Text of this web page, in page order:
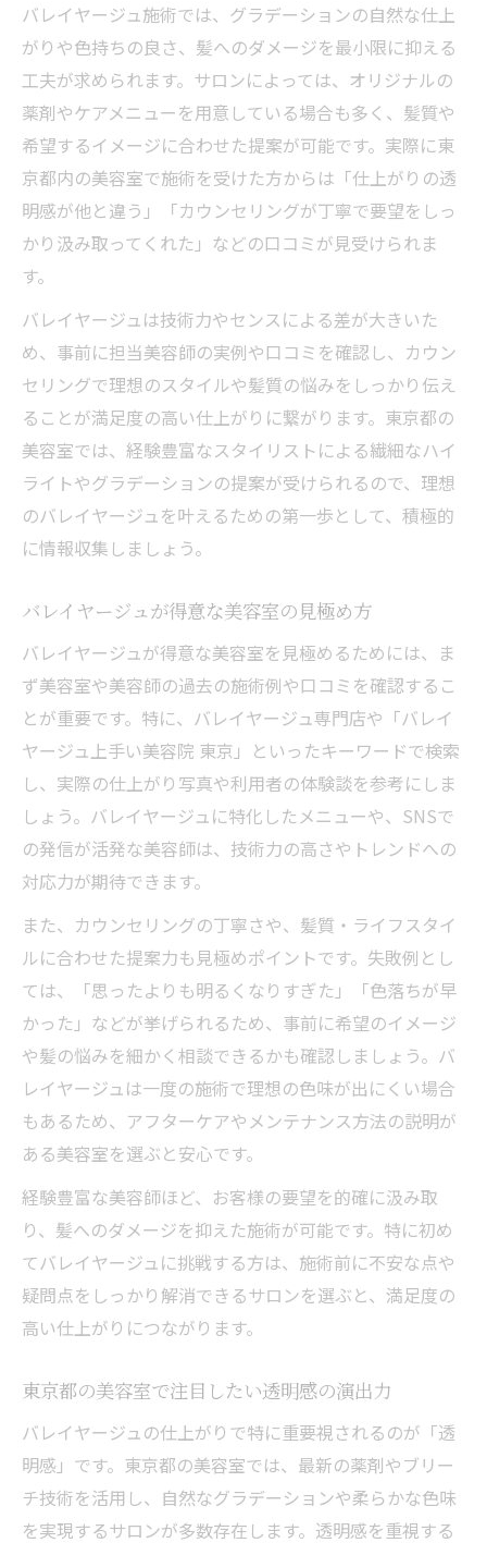
る
バレイヤージュ有名美容師が在籍する美容
室の特徴
美容室選びで失敗しないバレイヤージュ施
術のコツ
バレイヤージュの欠点と対策を美容室選びで知
バレイヤージュによる髪のダメージを美容
室で防ぐ
美容室で相談できるバレイヤージュの色落
ち対策
一色戻しにくいバレイヤージュの注意点を
美容室で
美容室で髪質別に合うバレイヤージュを提
透明感重視のバレイヤージュなら美容室選定が
鍵
美容室選びで叶う透明感バレイヤージュの
重要性
透明感を引き出す美容室のバレイヤージュ
技術
美容室で実感する上品なバレイヤージュの
透明感
東京都で透明感が得意な美容室の特徴を知
る
美容室のカウンセリングで透明感重視の要
望を伝える
美容室で比較するバレイヤージュの技術や相場
情報
美容室ごとのバレイヤージュ技術力を比較
する
東京都の美容室で知っておきたいバレイヤ
ージュ相場
美容室選びで失敗しない料金比較のポイン
ト
バレイヤージュ専門店と一般美容室の違い
を知る
美容室の口コミで判断するバレイヤージュ
自分に合う東京都の美容室でバレイヤージュを
楽しむ
美容室選びで自分に合うバレイヤージュを
バレイヤージュ施術では、グラデーションの自然な仕上
がりや色持ちの良さ、髪へのダメージを最小限に抑える
工夫が求められます。サロンによっては、オリジナルの
薬剤やケアメニューを用意している場合も多く、髪質や
希望するイメージに合わせた提案が可能です。実際に東
京都内の美容室で施術を受けた方からは「仕上がりの透
明感が他と違う」「カウンセリングが丁寧で要望をしっ
かり汲み取ってくれた」などの口コミが見受けられま
す。
バレイヤージュは技術力やセンスによる差が大きいた
め、事前に担当美容師の実例や口コミを確認し、カウン
セリングで理想のスタイルや髪質の悩みをしっかり伝え
ることが満足度の高い仕上がりに繋がります。東京都の
美容室では、経験豊富なスタイリストによる繊細なハイ
ライトやグラデーションの提案が受けられるので、理想
のバレイヤージュを叶えるための第一歩として、積極的
に情報収集しましょう。
バレイヤージュが得意な美容室の見極め方
バレイヤージュが得意な美容室を見極めるためには、ま
ず美容室や美容師の過去の施術例や口コミを確認するこ
とが重要です。特に、バレイヤージュ専門店や「バレイ
ヤージュ上手い美容院 東京」といったキーワードで検索
し、実際の仕上がり写真や利用者の体験談を参考にしま
しょう。バレイヤージュに特化したメニューや、SNSで
の発信が活発な美容師は、技術力の高さやトレンドへの
対応力が期待できます。
また、カウンセリングの丁寧さや、髪質・ライフスタイ
ルに合わせた提案力も見極めポイントです。失敗例とし
ては、「思ったよりも明るくなりすぎた」「色落ちが早
かった」などが挙げられるため、事前に希望のイメージ
や髪の悩みを細かく相談できるかも確認しましょう。バ
レイヤージュは一度の施術で理想の色味が出にくい場合
もあるため、アフターケアやメンテナンス方法の説明が
ある美容室を選ぶと安心です。
経験豊富な美容師ほど、お客様の要望を的確に汲み取
り、髪へのダメージを抑えた施術が可能です。特に初め
てバレイヤージュに挑戦する方は、施術前に不安な点や
疑問点をしっかり解消できるサロンを選ぶと、満足度の
高い仕上がりにつながります。
東京都の美容室で注目したい透明感の演出力
バレイヤージュの仕上がりで特に重要視されるのが「透
明感」です。東京都の美容室では、最新の薬剤やブリー
チ技術を活用し、自然なグラデーションや柔らかな色味
を実現するサロンが多数存在します。透明感を重視する